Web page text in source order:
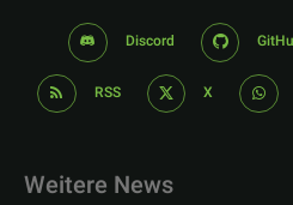
Discord
RSS X
Weitere News